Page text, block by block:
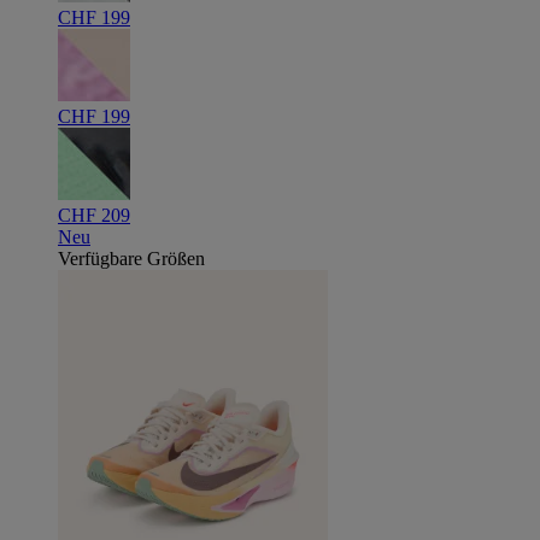
CHF 199
CHF 199
CHF 209
Neu
Verfügbare Größen